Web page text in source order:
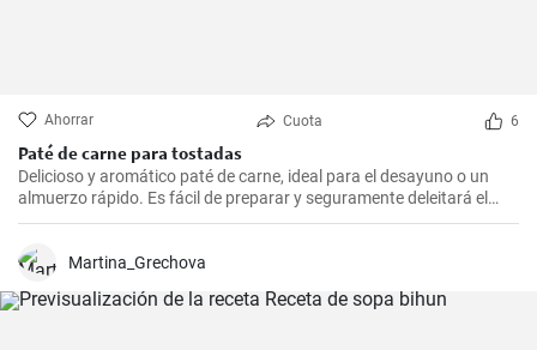
Ahorrar Cuota 6
Paté de carne para tostadas
Delicioso y aromático paté de carne, ideal para el desayuno o un
almuerzo rápido. Es fácil de preparar y seguramente deleitará el
paladar de todos los amantes de la carne.
Martina_Grechova